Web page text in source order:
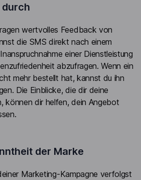
durch
wertvolles Feedback von
die SMS direkt nach einem
einer Dienstleistung
abzufragen. Wenn ein
mehr bestellt hat, kannst du ihn
Die Einblicke, die dir deine
können dir helfen, dein Angebot
der Marke
Marketing-Kampagne verfolgst